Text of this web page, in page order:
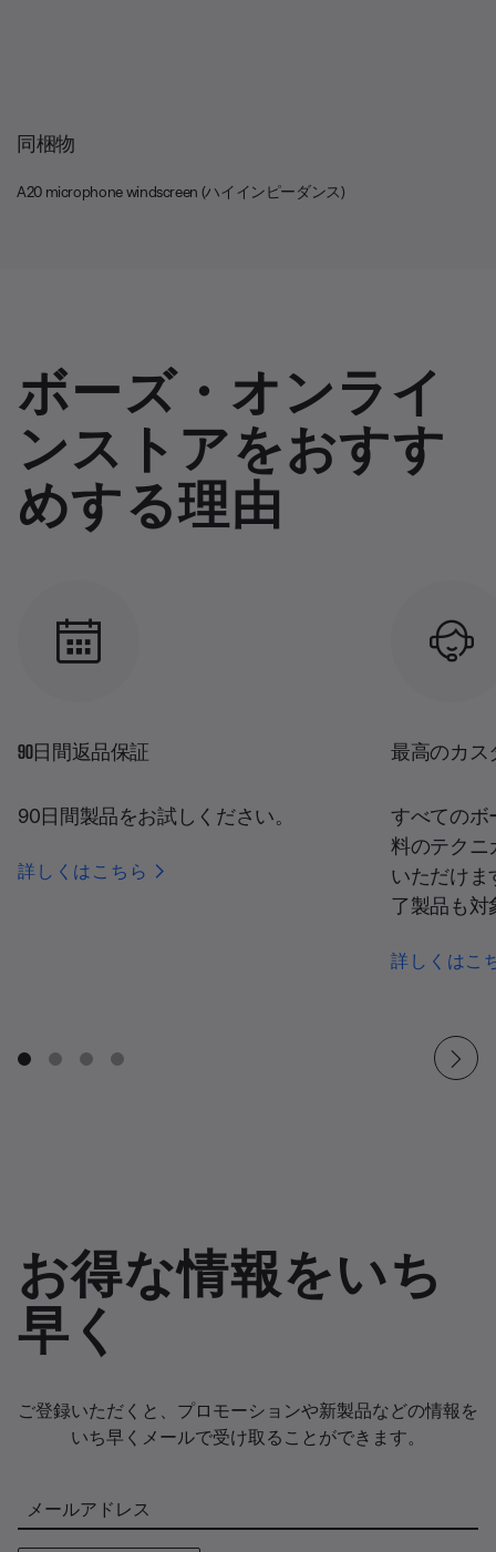
同梱物
A20 microphone windscreen (ハイインピーダンス)
ボーズ・オンライ
ンストアをおすす
めする理由
90日間返品保証
90日間製品をお試しください。
詳しくはこちら
最高のカス
すべてのボ
料のテクニ
いただけま
了製品も対
詳しくはこ
お得な情報をいち
早く
ご登録いただくと、プロモーションや新製品などの情報を
いち早くメールで受け取ることができます。
メールアドレス